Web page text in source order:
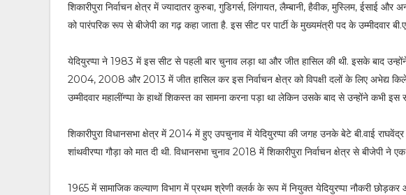
शिकारीपुरा निर्वाचन क्षेत्र में ज्यादातर कुरुबा, गुडिगर्स, लिंगायत, लैम्बानी, हैवीक, मुस्लिम, ईसाई
को पारंपरिक रूप से बीजेपी का गढ़ कहा जाता है. इस सीट पर पार्टी के मुख्यमंत्री पद के उम्मीदवार
येदियुरप्पा ने 1983 में इस सीट से पहली बार चुनाव लड़ा था और जीत हासिल की थी. इसके बाद
2004, 2008 और 2013 में जीत हासिल कर इस निर्वाचन क्षेत्र को विपक्षी दलों के लिए अभेद्य
उम्मीदवार महालींग्प्पा के हाथों शिकस्त का सामना करना पड़ा था लेकिन उसके बाद से उन्होंने कभी इस
शिकारीपुरा विधानसभा क्षेत्र में 2014 में हुए उपचुनाव में येदियुरप्पा की जगह उनके बेटे बी.वाई
शांथवीरप्पा गौड़ा को मात दी थी. विधानसभा चुनाव 2018 में शिकारीपुरा निर्वाचन क्षेत्र से बीजेपी ने
1965 में सामाजिक कल्याण विभाग में प्रथम श्रेणी क्लर्क के रूप में नियुक्त येदियुरप्पा नौकरी छोड़कर